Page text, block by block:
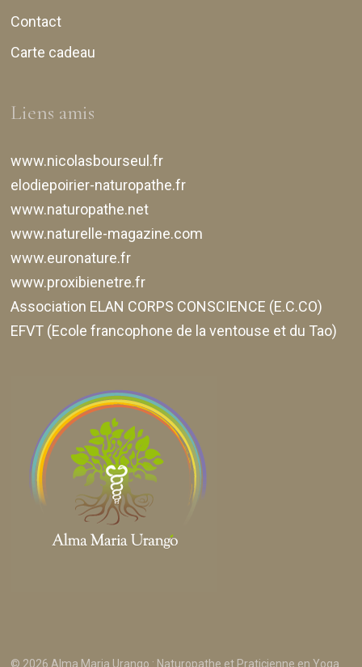
Contact
Carte cadeau
Liens amis
www.nicolasbourseul.fr
elodiepoirier-naturopathe.fr
www.naturopathe.net
www.naturelle-magazine.com
www.euronature.fr
www.proxibienetre.fr
Association ELAN CORPS CONSCIENCE (E.C.CO)
EFVT (Ecole francophone de la ventouse et du Tao)
© 2026 Alma Maria Urango : Naturopathe et Praticienne en Yoga